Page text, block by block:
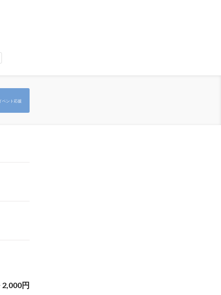
ベント応援
2,000円